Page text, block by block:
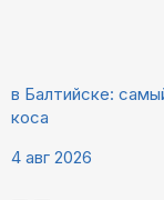
в Балтийске:
коса
4 авг 2026